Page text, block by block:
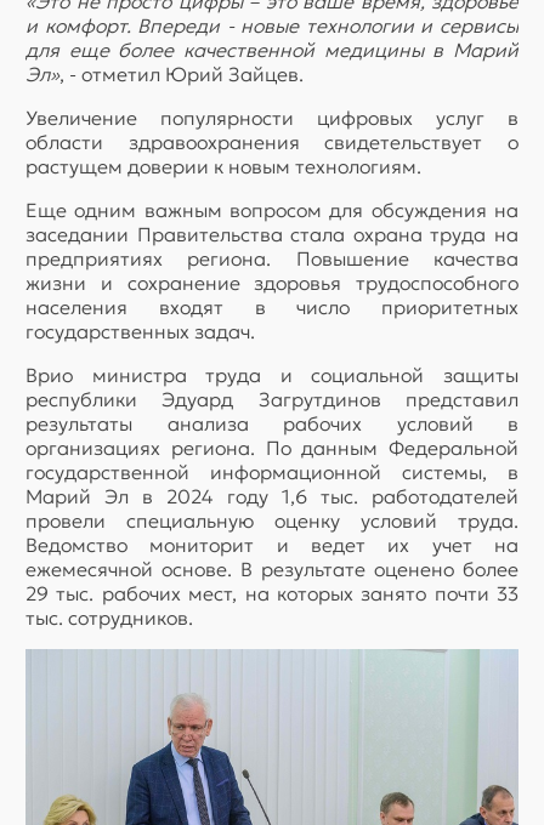
и комфорт. Впереди - новые технологии и сервисы
для еще более качественной медицины в Марий
Эл», - отметил Юрий Зайцев.
Увеличение популярности цифровых услуг в
области здравоохранения свидетельствует о
растущем доверии к новым технологиям.
Еще одним важным вопросом для обсуждения на
заседании Правительства стала охрана труда на
предприятиях региона. Повышение качества
жизни и сохранение здоровья трудоспособного
населения входят в число приоритетных
государственных задач.
Врио министра труда и социальной защиты
республики Эдуард Загрутдинов представил
результаты анализа рабочих условий в
организациях региона. По данным Федеральной
государственной информационной системы, в
Марий Эл в 2024 году 1,6 тыс. работодателей
провели специальную оценку условий труда.
Ведомство мониторит и ведет их учет на
ежемесячной основе. В результате оценено более
29 тыс. рабочих мест, на которых занято почти 33
тыс. сотрудников.